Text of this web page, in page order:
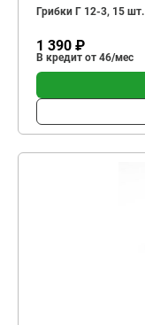
Грибки Г 12-3, 15 шт.
1 390 ₽
В кредит от 46/мес